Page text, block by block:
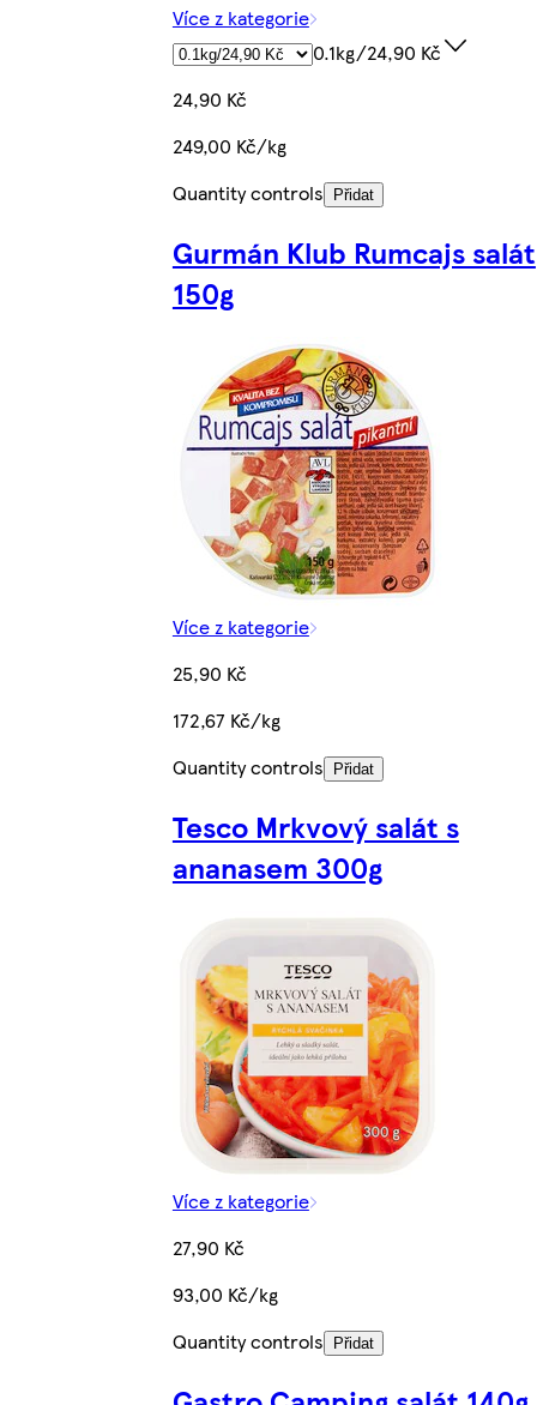
Více z kategorie
0.1kg/24,90 Kč
24,90 Kč
249,00 Kč/kg
Quantity controls
Přidat
Gurmán Klub Rumcajs salát
150g
Více z kategorie
25,90 Kč
172,67 Kč/kg
Quantity controls
Přidat
Tesco Mrkvový salát s
ananasem 300g
Více z kategorie
27,90 Kč
93,00 Kč/kg
Quantity controls
Přidat